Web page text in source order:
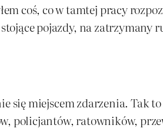
coś, co w tamtej pracy
stojące pojazdy, na
się miejscem zdarzenia. Tak
policjantów, ratowników,